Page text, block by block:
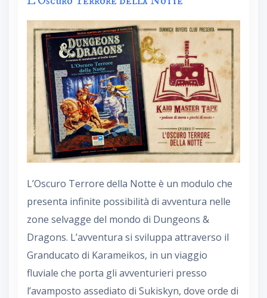
L’Oscuro Terrore della Notte è un modulo che
presenta infinite possibilità di avventura nelle
zone selvagge del mondo di Dungeons &
Dragons. L’avventura si sviluppa attraverso il
Granducato di Karameikos, in un viaggio
fluviale che porta gli avventurieri presso
l’avamposto assediato di Sukiskyn, dove orde di